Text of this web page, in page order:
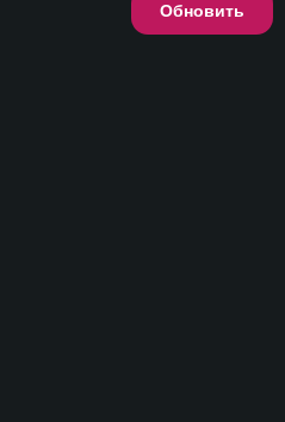
Обновить